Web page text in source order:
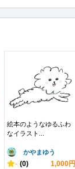
絵本のようなゆるふわ
なイラスト...
かやまゆう
- (0) 1,000円